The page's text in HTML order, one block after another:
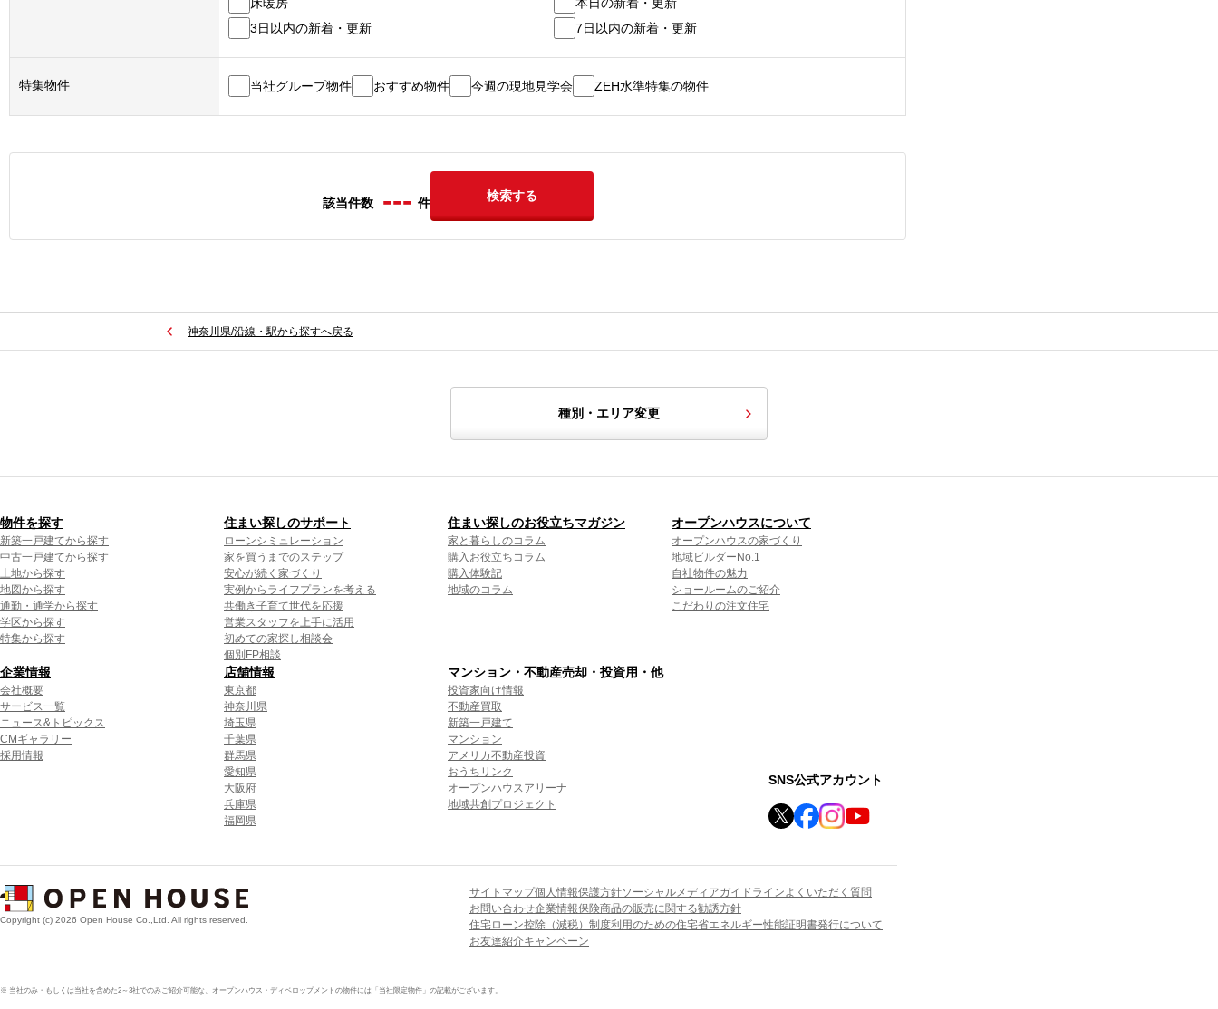
3日以内の新着・更新
7日以内の新着・更新
特集物件 当社グループ物件 おすすめ物件 今週の現地見学会 ZEH水準特集の物件
該当件数 --- 件 検索する
神奈川県/沿線・駅から探すへ戻る
種別・エリア変更
物件を探す
新築一戸建てから探す
中古一戸建てから探す
土地から探す
地図から探す
通勤・通学から探す
学区から探す
特集から探す
住まい探しのサポート
ローンシミュレーション
家を買うまでのステップ
安心が続く家づくり
実例からライフプランを考える
共働き子育て世代を応援
営業スタッフを上手に活用
初めての家探し相談会
個別FP相談
住まい探しのお役立ちマガジン
家と暮らしのコラム
購入お役立ちコラム
購入体験記
地域のコラム
オープンハウスについて
オープンハウスの家づくり
地域ビルダーNo.1
自社物件の魅力
ショールームのご紹介
こだわりの注文住宅
企業情報
会社概要
サービス一覧
ニュース&トピックス
CMギャラリー
採用情報
店舗情報
東京都
神奈川県
埼玉県
千葉県
群馬県
愛知県
大阪府
兵庫県
福岡県
マンション・不動産売却・投資用・他
投資家向け情報
不動産買取
新築一戸建て
マンション
アメリカ不動産投資
おうちリンク
オープンハウスアリーナ
地域共創プロジェクト
SNS公式アカウント
Copyright (c) 2026 Open House Co.,Ltd. All rights reserved.
サイトマップ個人情報保護方針ソーシャルメディアガイドラインよくいただく質問
お問い合わせ企業情報保険商品の販売に関する勧誘方針
住宅ローン控除（減税）制度利用のための住宅省エネルギー性能証明書発行について
お友達紹介キャンペーン
※ 当社のみ・もしくは当社を含めた2～3社でのみご紹介可能な、オープンハウス・ディベロップメントの物件には「当社限定物件」の記載がございます。